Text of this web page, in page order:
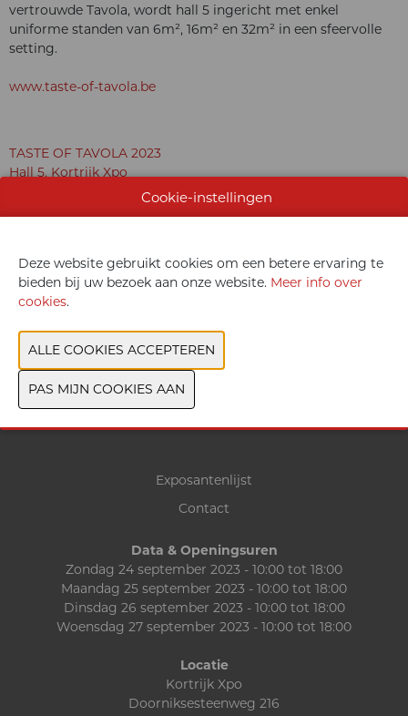
vertrouwde Tavola, wordt hall 5 ingericht met enkel
uniforme standen van 6m², 16m² en 32m² in een sfeervolle
setting.
www.taste-of-tavola.be
TASTE OF TAVOLA 2023
Hall 5, Kortrijk Xpo
Exposantenlijst
Contact
Data & Openingsuren
Zondag 24 september 2023 - 10:00 tot 18:00
Maandag 25 september 2023 - 10:00 tot 18:00
Dinsdag 26 september 2023 - 10:00 tot 18:00
Woensdag 27 september 2023 - 10:00 tot 18:00
Locatie
Kortrijk Xpo
Doorniksesteenweg 216
Cookie-instellingen
Deze website gebruikt cookies om een betere ervaring te
bieden bij uw bezoek aan onze website. Meer info over
cookies.